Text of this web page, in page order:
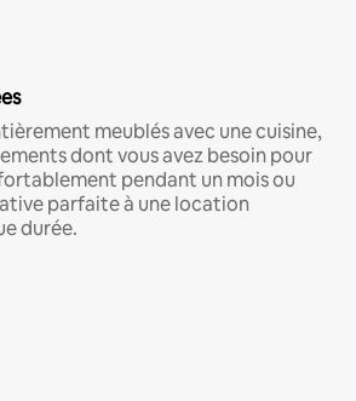
meublés avec une cuisine,
dont vous avez besoin pour
pendant un mois ou
parfaite à une location
durée.